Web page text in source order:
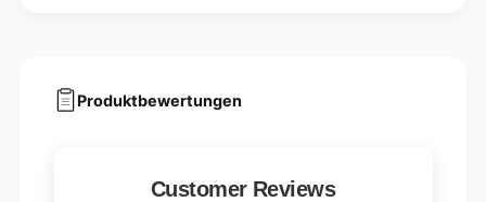
Produktbewertungen
Customer Reviews